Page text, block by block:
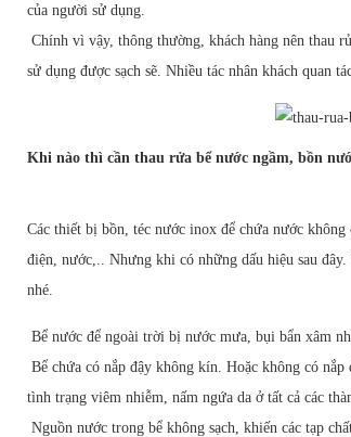
của người sử dụng.
Chính vì vậy, thông thường, khách hàng nên thau
sử dụng được sạch sẽ. Nhiều tác nhân khách quan
Khi nào thì cần thau rửa bể nước ngầm, bồn
Các thiết bị bồn, téc nước inox để chứa nước
điện, nước,.. Nhưng khi có những dấu hiệu sau
nhé.
Bể nước để ngoài trời bị nước mưa, bụi bẩn xâm
Bể chứa có nắp đậy không kín. Hoặc không có
tình trạng viêm nhiễm, nấm ngứa da ở tất cả các
Nguồn nước trong bể không sạch, khiến các tạp